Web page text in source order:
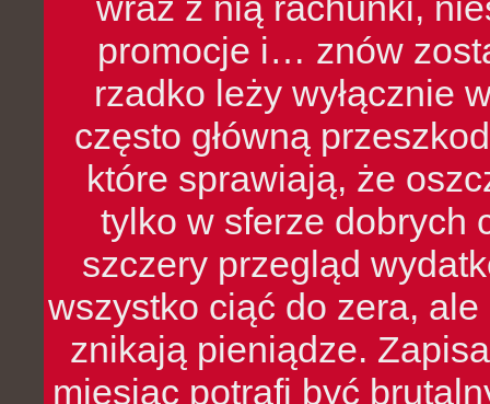
promocje i… znów
rzadko leży wyłącznie
często główną
które sprawiają, że
tylko w sferze dobrych
szczery przegląd
wszystko ciąć do zera,
znikają pieniądze.
miesiąc potrafi być